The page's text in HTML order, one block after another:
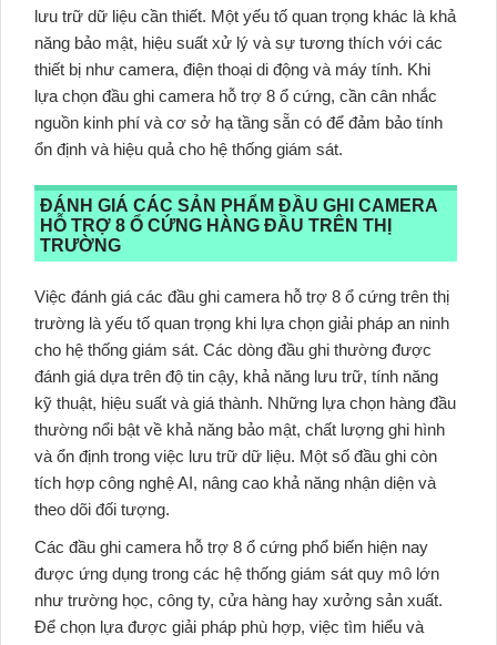
lưu trữ dữ liệu cần thiết. Một yếu tố quan trọng khác là khả
năng bảo mật, hiệu suất xử lý và sự tương thích với các
thiết bị như camera, điện thoại di động và máy tính. Khi
lựa chọn đầu ghi camera hỗ trợ 8 ổ cứng, cần cân nhắc
nguồn kinh phí và cơ sở hạ tầng sẵn có để đảm bảo tính
ổn định và hiệu quả cho hệ thống giám sát.
ĐÁNH GIÁ CÁC SẢN PHẨM ĐẦU GHI CAMERA
HỖ TRỢ 8 Ổ CỨNG HÀNG ĐẦU TRÊN THỊ
TRƯỜNG
Việc đánh giá các đầu ghi camera hỗ trợ 8 ổ cứng trên thị
trường là yếu tố quan trọng khi lựa chọn giải pháp an ninh
cho hệ thống giám sát. Các dòng đầu ghi thường được
đánh giá dựa trên độ tin cậy, khả năng lưu trữ, tính năng
kỹ thuật, hiệu suất và giá thành. Những lựa chọn hàng đầu
thường nổi bật về khả năng bảo mật, chất lượng ghi hình
và ổn định trong việc lưu trữ dữ liệu. Một số đầu ghi còn
tích hợp công nghệ AI, nâng cao khả năng nhận diện và
theo dõi đối tượng.
Các đầu ghi camera hỗ trợ 8 ổ cứng phổ biến hiện nay
được ứng dụng trong các hệ thống giám sát quy mô lớn
như trường học, công ty, cửa hàng hay xưởng sản xuất.
Để chọn lựa được giải pháp phù hợp, việc tìm hiểu và